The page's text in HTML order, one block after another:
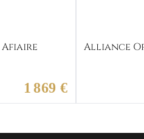
1 869 €
Alliance